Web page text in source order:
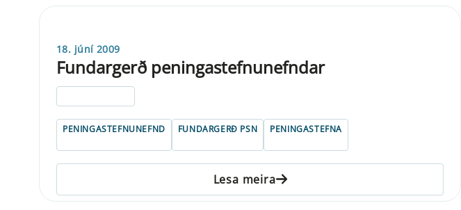
18. júní 2009
Fundargerð peningastefnunefndar
PENINGASTEFNUNEFND FUNDARGERÐ PSN PENINGASTEFNA
Lesa meira